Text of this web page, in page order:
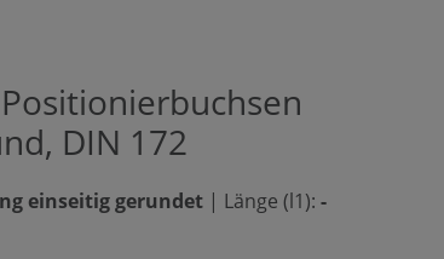
DIN 172
einseitig gerundet | Länge (l1): -